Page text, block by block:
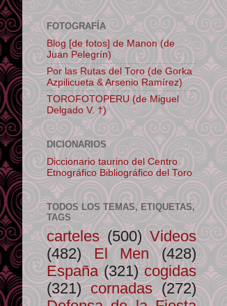
FOTOGRAFÍA
Blog [de fotos] de Manon (de
Juan Pelegrín)
Por las Rutas del Toro (de Gorka
Azpilicueta & Arsenio Ramírez)
TOROFOTOPERU (de Miguel
Delgado V. †)
DICIONARIOS
Diccionario taurino del Centro
Etnográfico Bibliográfico del Toro
TODOS LOS TEMAS, ETIQUETAS,
TAGS
carteles (500) Videos
(482)
El Men
(428)
España (321) cogidas
(321) cornadas (272)